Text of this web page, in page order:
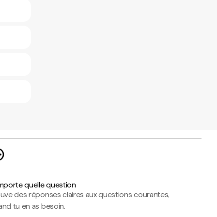
quelle question
des réponses claires aux questions courantes,
tu en as besoin.